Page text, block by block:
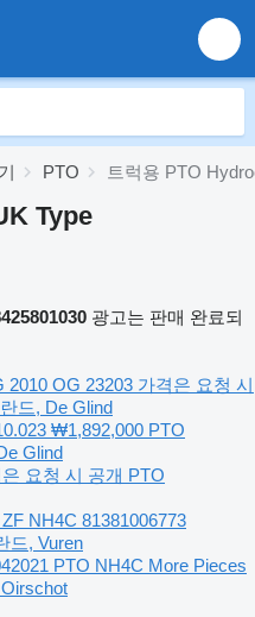
PTO 트럭용 PTO
Type
광고는 판매 완료되
2010 OG 23203 가격은 요청 시
드, De Glind
₩1,892,000 PTO
Glind
요청 시 공개 PTO
NH4C 81381006773
드, Vuren
PTO NH4C More Pieces